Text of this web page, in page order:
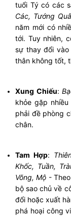
tuổi Tý có các
Các, Tướng
năm mới có
tới. Tuy nhiên,
sự thay đổi
thân không tốt,
Xung Chiếu:
khỏe gặp
phải đề phòng
chân.
Tam Hợp:
Khốc, Tuần,
Võng, Mộ -
bộ sao chủ về
đổi hoặc xuất
phá hoại công